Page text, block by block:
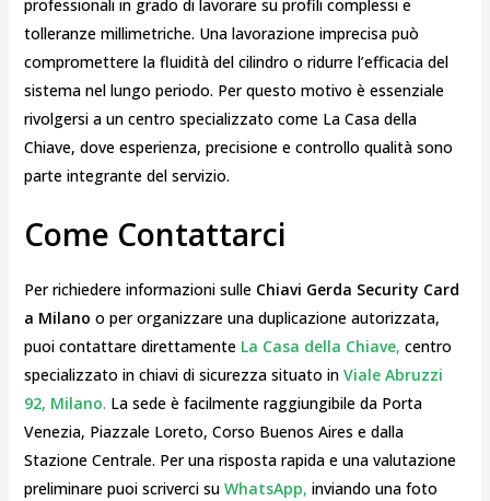
professionali in grado di lavorare su profili complessi e
tolleranze millimetriche. Una lavorazione imprecisa può
compromettere la fluidità del cilindro o ridurre l’efficacia del
sistema nel lungo periodo. Per questo motivo è essenziale
rivolgersi a un centro specializzato come La Casa della
Chiave, dove esperienza, precisione e controllo qualità sono
parte integrante del servizio.
Come Contattarci
Per richiedere informazioni sulle Chiavi Gerda Security Card
a Milano o per organizzare una duplicazione autorizzata,
puoi contattare direttamente La Casa della Chiave, centro
specializzato in chiavi di sicurezza situato in Viale Abruzzi
92, Milano. La sede è facilmente raggiungibile da Porta
Venezia, Piazzale Loreto, Corso Buenos Aires e dalla
Stazione Centrale. Per una risposta rapida e una valutazione
preliminare puoi scriverci su WhatsApp, inviando una foto